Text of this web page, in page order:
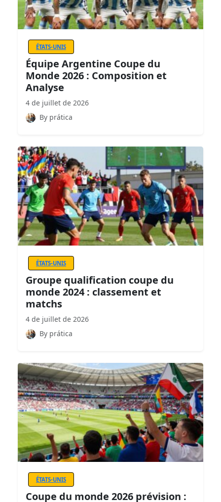
ÉTATS-UNIS
Équipe Argentine Coupe du
Monde 2026 : Composition et
Analyse
4 de juillet de 2026
By prática
ÉTATS-UNIS
Groupe qualification coupe du
monde 2024 : classement et
matchs
4 de juillet de 2026
By prática
ÉTATS-UNIS
Coupe du monde 2026 prévision :